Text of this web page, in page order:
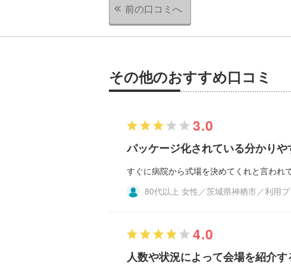
前の口コミへ
その他のおすすめ口コミ
3.0
パッケージ化されている分かりや
すぐに病院から式場を決めてくれと言われ
80代以上 女性／茨城県神栖市／利用
4.0
人数や状況によって会場を紹介